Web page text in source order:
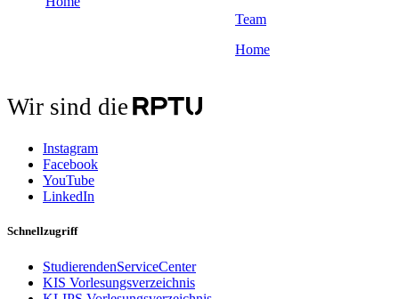
Team
Home
Wir sind die
Instagram
Facebook
YouTube
LinkedIn
Schnellzugriff
StudierendenServiceCenter
KIS Vorlesungsverzeichnis